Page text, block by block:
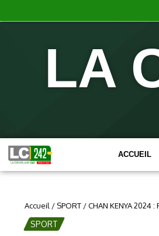
LA
ACCUEIL
Accueil / SPORT /CHAN KENYA 2024 :
SPORT